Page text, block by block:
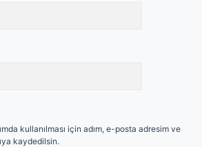
kullanılması için adım, e-posta adresim ve
kaydedilsin.